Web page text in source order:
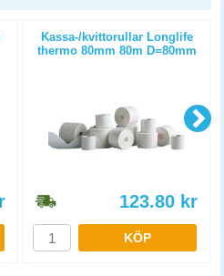
Kassa-/kvittorullar Longlife
thermo 80mm 80m D=80mm
123.80 kr
KÖP